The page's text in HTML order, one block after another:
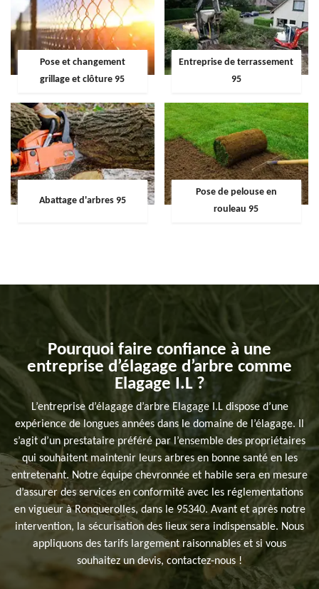
Pose et changement
grillage et clôture 95
Entreprise de terrassement
95
Abattage d'arbres 95
Pose de pelouse en
rouleau 95
Pourquoi faire confiance à une
entreprise d’élagage d’arbre comme
Elagage I.L ?
L’entreprise d’élagage d’arbre Elagage I.L dispose d’une
expérience de longues années dans le domaine de l’élagage. Il
s’agit d’un prestataire préféré par l’ensemble des propriétaires
qui souhaitent maintenir leurs arbres en bonne santé en les
entretenant. Notre équipe chevronnée et habile sera en mesure
d’assurer des services en conformité avec les réglementations
en vigueur à Ronquerolles, dans le 95340. Avant et après notre
intervention, la sécurisation des lieux sera indispensable. Nous
appliquons des tarifs largement raisonnables et si vous
souhaitez un devis, contactez-nous !